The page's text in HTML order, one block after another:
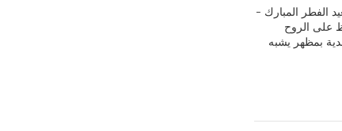
الفطر المبارك -
على الروح
بمظهر يشبه